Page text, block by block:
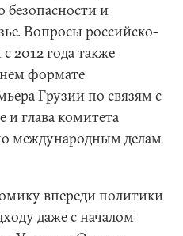
безопасности и
Вопросы российско-
2012 года также
формате
Грузии по связям с
и глава комитета
международным делам
впереди политики
даже с началом